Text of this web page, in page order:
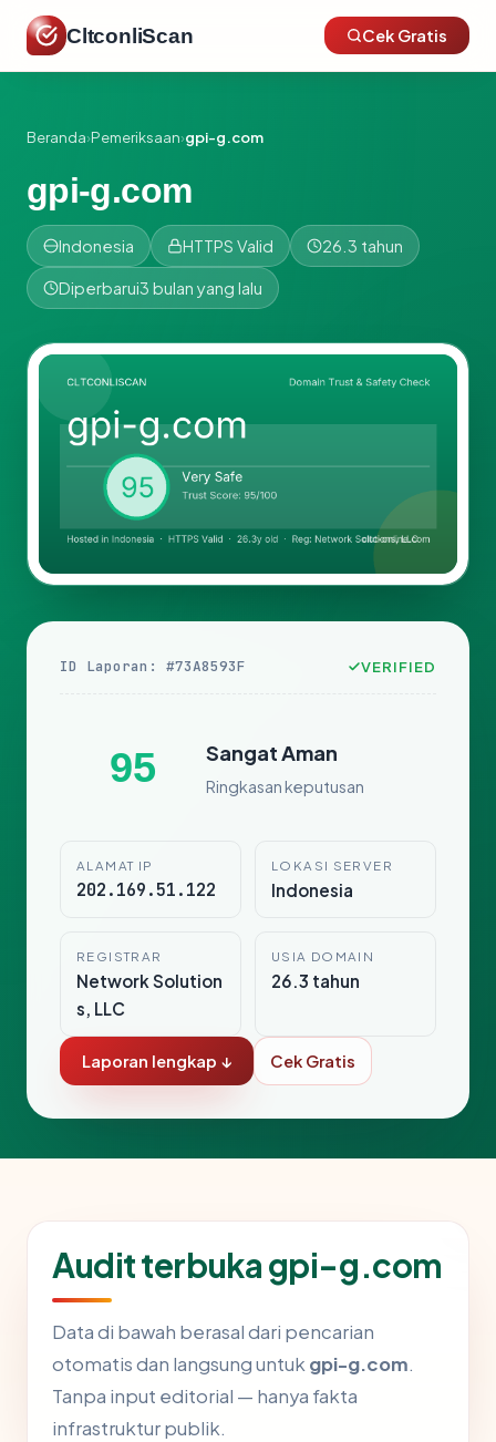
CltconliScan Cek Gratis
Beranda›Pemeriksaan›gpi-g.com
gpi-g.com
Indonesia HTTPS Valid 26.3 tahun
Diperbarui3 bulan yang lalu
ID Laporan: #73A8593F VERIFIED
95 Sangat Aman
Ringkasan keputusan
ALAMAT IP
202.169.51.122
LOKASI SERVER
Indonesia
REGISTRAR
Network Solution
s, LLC
USIA DOMAIN
26.3 tahun
Laporan lengkap ↓ Cek Gratis
Audit terbuka gpi-g.com
Data di bawah berasal dari pencarian
otomatis dan langsung untukgpi-g.com.
Tanpa input editorial — hanya fakta
infrastruktur publik.